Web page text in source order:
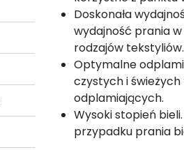
Doskonała
wydajność prania
rodzajów tekstyliów.
Optymalne
czystych i
odplamiających.
Wysoki stopień
przypadku prania